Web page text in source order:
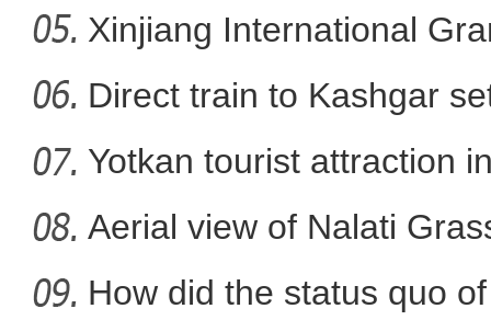
新疆：警犬救助国家二
Xinjiang International
Direct train to Kashgar
Yotkan tourist attraction
Aerial view of Nalati
How did the status quo